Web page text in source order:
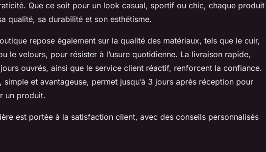
Que ce soit pour un look casual, sportif ou chic, chaque produit
qualité, sa durabilité et son esthétisme.
repose également sur la qualité des matériaux, tels que le cuir,
le velours, pour résister à l’usure quotidienne. La livraison rapide,
ouvrés, ainsi que le service client réactif, renforcent la confiance.
et avantageuse, permet jusqu’à 3 jours après réception pour
un produit.
est portée à la satisfaction client, avec des conseils personnalisés